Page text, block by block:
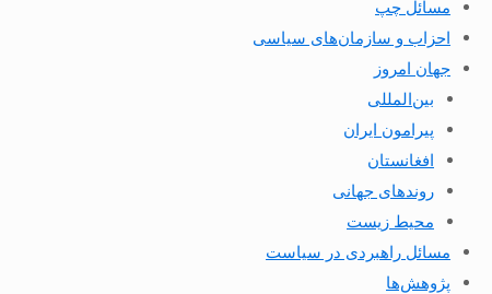
مسائل چپ
احزاب و سازمان‌های سیاسی
جهان امروز
بین‌المللی
پیرامون ایران
افغانستان
روندهای جهانی
محیط زیست
مسائل راهبردی در سیاست
پژوهش‌ها